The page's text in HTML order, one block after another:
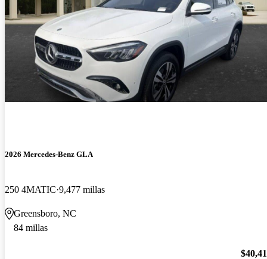
2026 Mercedes-Benz GLA
250 4MATIC 9,477 millas
Greensboro, NC
84 millas